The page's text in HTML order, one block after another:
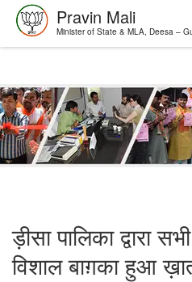
Skip
to
content
Pravin Mali
Minister of State & MLA, Deesa –
ड़ीसा पालिका द्वारा
विशाल बाग़का हुआ